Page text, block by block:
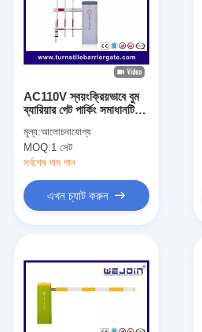
AC110V স্বয়ংক্রিয়ভাবে বুম
ব্যারিয়ার গেট পার্কিং সমাধানটি
মূল্য:আলোচনাযোগ্য
MOQ:1 সেট
সর্বশেষ দাম পান
এখন চ্যাট করুন